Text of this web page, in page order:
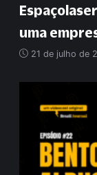
uma
21 de julho de